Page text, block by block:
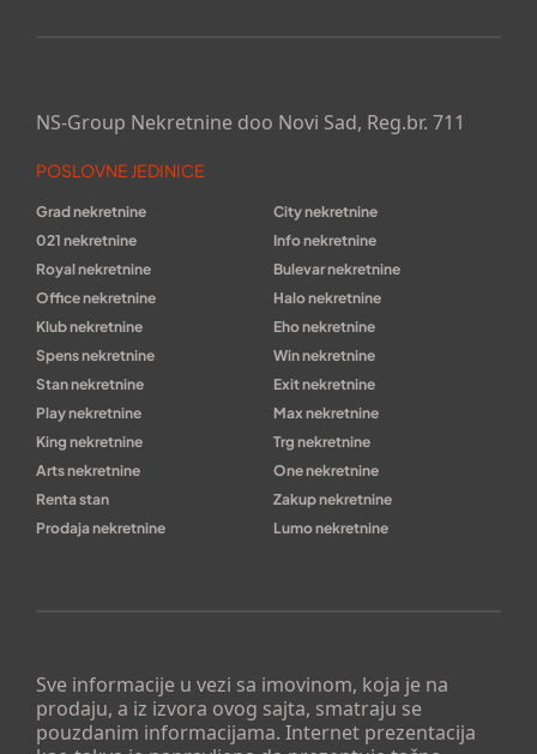
Sve informacije u vezi sa imovinom, koja je na
prodaju, a iz izvora ovog sajta, smatraju se
pouzdanim informacijama. Internet prezentacija
NS-Group Nekretnine doo Novi Sad, Reg.br. 711
POSLOVNE JEDINICE
Grad nekretnine
City nekretnine
021 nekretnine
Info nekretnine
Royal nekretnine
Bulevar nekretnine
Office nekretnine
Halo nekretnine
Klub nekretnine
Eho nekretnine
Spens nekretnine
Win nekretnine
Stan nekretnine
Exit nekretnine
Play nekretnine
Max nekretnine
King nekretnine
Trg nekretnine
Arts nekretnine
One nekretnine
Renta stan
Zakup nekretnine
Prodaja nekretnine
Lumo nekretnine